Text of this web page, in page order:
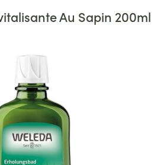
Au Sapin 200ml